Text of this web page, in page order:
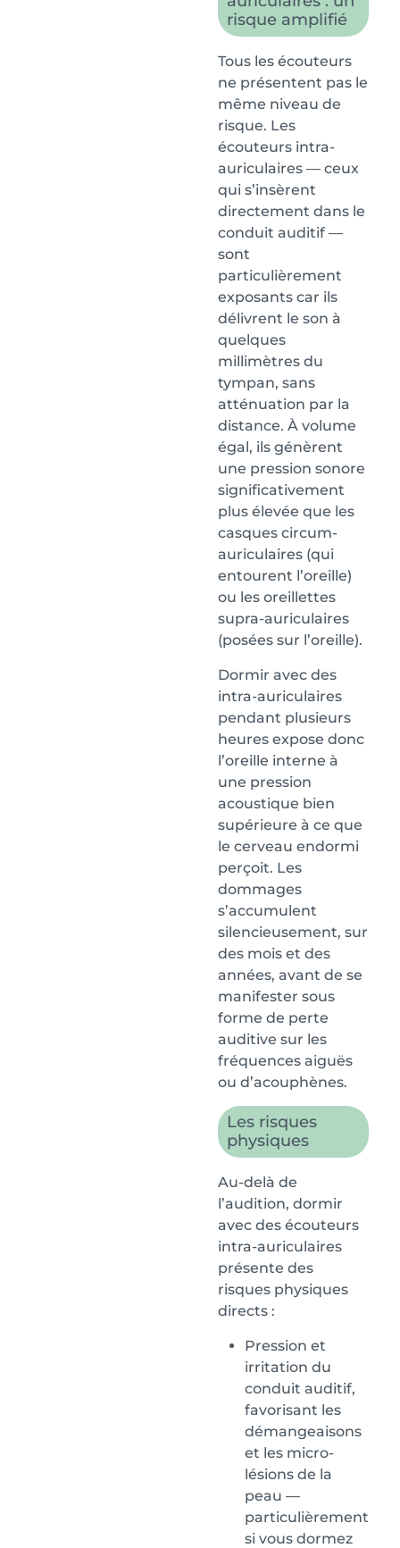
risque amplifié
Tous les écouteurs
ne présentent pas le
même niveau de
risque. Les
écouteurs intra-
auriculaires — ceux
qui s’insèrent
directement dans le
conduit auditif —
sont
particulièrement
exposants car ils
délivrent le son à
quelques
millimètres du
tympan, sans
atténuation par la
distance. À volume
égal, ils génèrent
une pression sonore
significativement
plus élevée que les
casques circum-
auriculaires (qui
entourent l’oreille)
ou les oreillettes
supra-auriculaires
(posées sur l’oreille).
Dormir avec des
intra-auriculaires
pendant plusieurs
heures expose donc
l’oreille interne à
une pression
acoustique bien
supérieure à ce que
le cerveau endormi
perçoit. Les
dommages
s’accumulent
silencieusement, sur
des mois et des
années, avant de se
manifester sous
forme de perte
auditive sur les
fréquences aiguës
ou d’acouphènes.
Les risques
physiques
Au-delà de
l’audition, dormir
avec des écouteurs
intra-auriculaires
présente des
risques physiques
directs :
Pression et
irritation du
conduit auditif,
favorisant les
démangeaisons
et les micro-
lésions de la
peau —
particulièrement
si vous dormez